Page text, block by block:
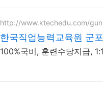
http://www.ktechedu.com/
한국직업능력교육원 군
100%국비, 훈련수당지급,